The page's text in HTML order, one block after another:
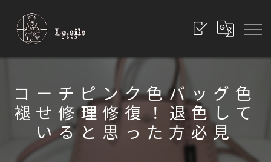
コーチピンク色バッグ色
褪せ修理修復！退色して
いると思った方必見